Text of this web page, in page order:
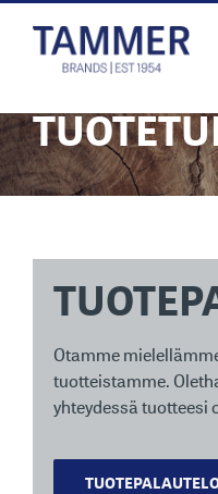
Otamme
tuotteistamme.
yhteydessä tuotteesi